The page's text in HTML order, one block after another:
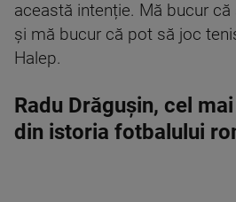
această intenție. Mă bucur
și mă bucur că pot să joc
Halep.
Radu Drăgușin, cel
din istoria fotbalului